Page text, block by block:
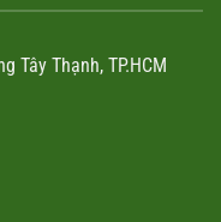
Tây Thạnh, TP.HCM